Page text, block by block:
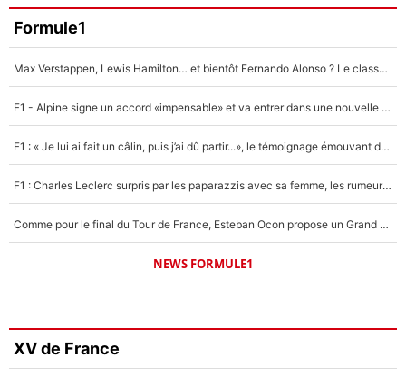
Formule1
Max Verstappen, Lewis Hamilton… et bientôt Fernando Alonso ? Le classement des pilotes les mieux payés en Formule 1 risque de changer !
F1 - Alpine signe un accord «impensable» et va entrer dans une nouvelle dimension : Grande nouvelle pour Pierre Gasly !
F1 : « Je lui ai fait un câlin, puis j’ai dû partir...», le témoignage émouvant de Max Verstappen sur sa fille
F1 : Charles Leclerc surpris par les paparazzis avec sa femme, les rumeurs étaient vraies !
Comme pour le final du Tour de France, Esteban Ocon propose un Grand Prix de Formule 1 à Paris : «Autour de l’Arc de Triomphe, ce serait génial» !
NEWS FORMULE1
XV de France